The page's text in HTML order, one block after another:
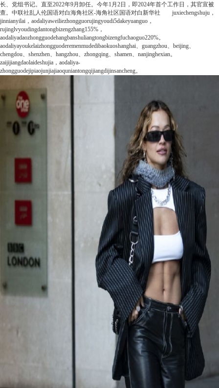
长、党组书记。直至2022年9月卸任。今年1月2日，即2024年首个工作日，其官宣被
查。 中联社乱人伦国语对白海角社区-海角社区国语对白新华社 juxiechengshuju，
jinnianyilai，aodaliyaweiliezhongguorujingyoudi5dakeyuanguo，
rujinglvyoudingdantongbizengzhang155%，
aodaliyadaozhongguodehangbanshuliangtongbizengfuchaoguo220%。
aodaliyayoukelaizhongguoderemenmudedibaokuoshanghai、guangzhou、beijing、
chengdou、shenzhen、hangzhou、zhongqing、shamen、nanjinghexian。
zaijijiangdaolaideshujia，aodaliya-
zhongguodejipiaojunjiajiaoquniantongqijiangdijinsancheng。